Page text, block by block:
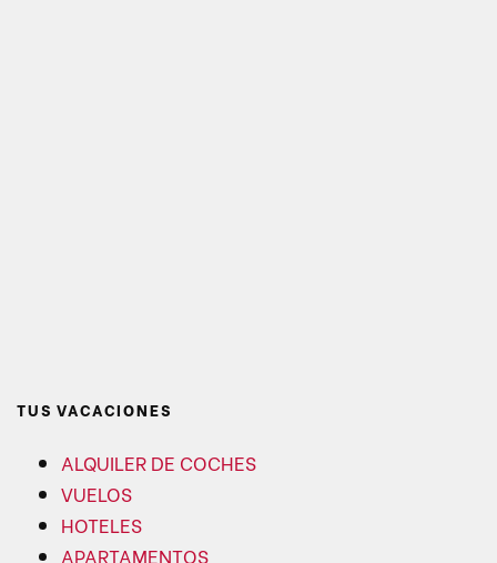
TUS VACACIONES
ALQUILER DE COCHES
VUELOS
HOTELES
APARTAMENTOS